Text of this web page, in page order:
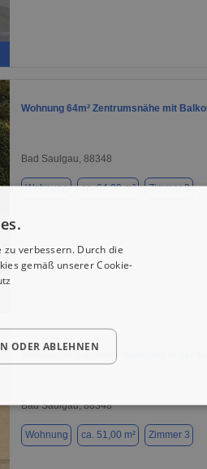
Wohnung 64m² Zentrumsnähe mit
Bad Saulgau, 88348
Wohnung ca. 64,00 m² Zimmer 3
Renovierte 2-Zimmer-Wohnung in der
Bad Saulgau, 88348
Wohnung ca. 51,00 m² Zimmer 3
verbessern. Durch die
gemäß unserer Cookie-
ODER ABLEHNEN